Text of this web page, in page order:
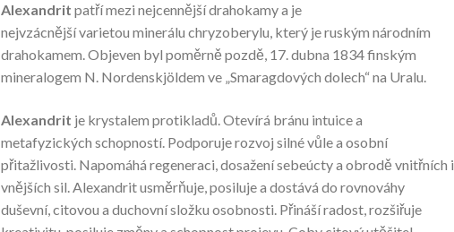
Alexandrit patří mezi nejcennější drahokamy a je
nejvzácnější varietou minerálu chryzoberylu, který je ruským národním
drahokamem. Objeven byl poměrně pozdě, 17. dubna 1834 finským
mineralogem N. Nordenskjöldem ve „Smaragdových dolech“ na Uralu.
Alexandrit je krystalem protikladů. Otevírá bránu intuice a
metafyzických schopností. Podporuje rozvoj silné vůle a osobní
přitažlivosti. Napomáhá regeneraci, dosažení sebeúcty a obrodě vnitřních i
vnějších sil. Alexandrit usměrňuje, posiluje a dostává do rovnováhy
duševní, citovou a duchovní složku osobnosti. Přináší radost, rozšiřuje